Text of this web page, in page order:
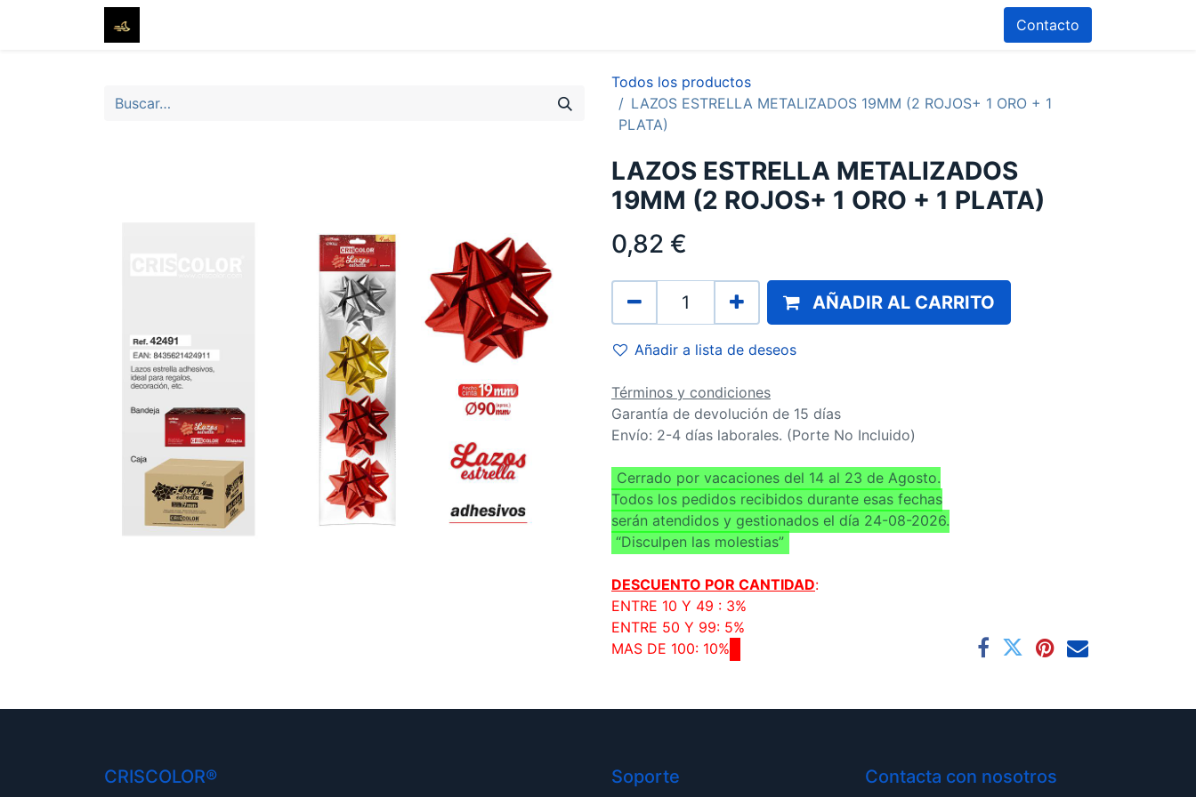
Contacto
Todos los productos
LAZOS ESTRELLA METALIZADOS 19MM (2 ROJOS+ 1 ORO + 1
PLATA)
LAZOS ESTRELLA METALIZADOS
19MM (2 ROJOS+ 1 ORO + 1 PLATA)
0,82 €
AÑADIR AL CARRITO
Añadir a lista de deseos
Términos y condiciones
Garantía de devolución de 15 días
Envío: 2-4 días laborales. (Porte No Incluido)
Cerrado por vacaciones del 14 al 23 de Agosto.
Todos los pedidos recibidos durante esas fechas
serán atendidos y gestionados el día 24-08-2026.
“Disculpen las molestias”
DESCUENTO POR CANTIDAD:
ENTRE 10 Y 49 : 3%
ENTRE 50 Y 99: 5%
MAS DE 100: 10%
CRISCOLOR® Soporte Contacta con nosotros